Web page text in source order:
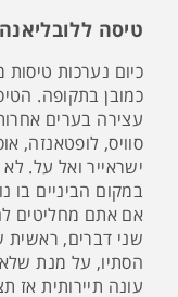
טיסה
כיום נערכות
כמובן בתקופה.
עצירה בערים
סוויס, לופטאנזה,
ישראייר ואל על.
במקום הביניים בו
אם אתם מחליטים
שני דברים, ראשית
הסתיו, על מנת שלא
עונה תיירותית אז